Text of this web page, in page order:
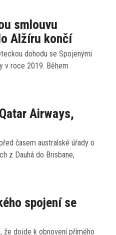
smlouvu
Alžíru končí
dohodu se Spojenými
v roce 2019. Během
Airways,
časem australské úřady o
z Dauhá do Brisbane,
spojení se
že dojde k obnovení přímého